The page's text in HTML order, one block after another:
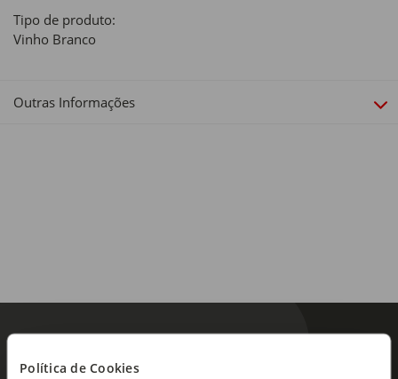
Política de Cookies
Tipo de produto:
Vinho Branco
Outras Informações